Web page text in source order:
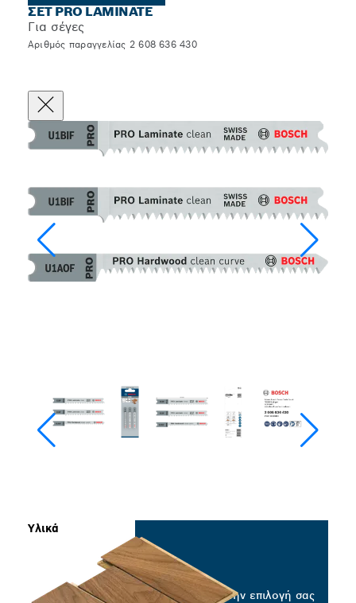
ΣΕΤ PRO LAMINATE
Για σέγες
Αριθμός παραγγελίας 2 608 636 430
Υλικά
Επιλέξτε την επιλογή σας